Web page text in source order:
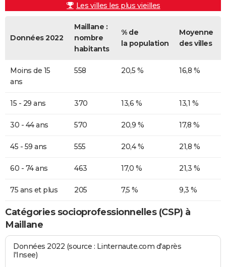
Les villes les plus vieilles
Données 2022
Maillane :
nombre
habitants
% de
la population
Moyenne
des villes
Moins de 15
ans
558 20,5 % 16,8 %
15 - 29 ans 370 13,6 % 13,1 %
30 - 44 ans 570 20,9 % 17,8 %
45 - 59 ans 555 20,4 % 21,8 %
60 - 74 ans 463 17,0 % 21,3 %
75 ans et plus 205 7,5 % 9,3 %
Catégories socioprofessionnelles (CSP) à
Maillane
Données 2022 (source : Linternaute.com d'après
l'Insee)